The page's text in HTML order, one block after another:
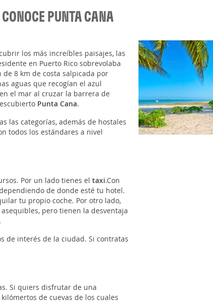
PUNTA CANA
los más increíbles paisajes, las
en Puerto Rico sobrevolaba
8 km de costa salpicada por
aguas que recogían el azul
el mar al cruzar la barrera de
Punta Cana.
las categorías, además de hostales
todos los estándares a nivel
Por un lado tienes el taxi.Con
de donde esté tu hotel.
tu propio coche. Por otro lado,
pero tienen la desventaja
de interés de la ciudad. Si contratas
Si quiers disfrutar de una
kilómertos de cuevas de los cuales